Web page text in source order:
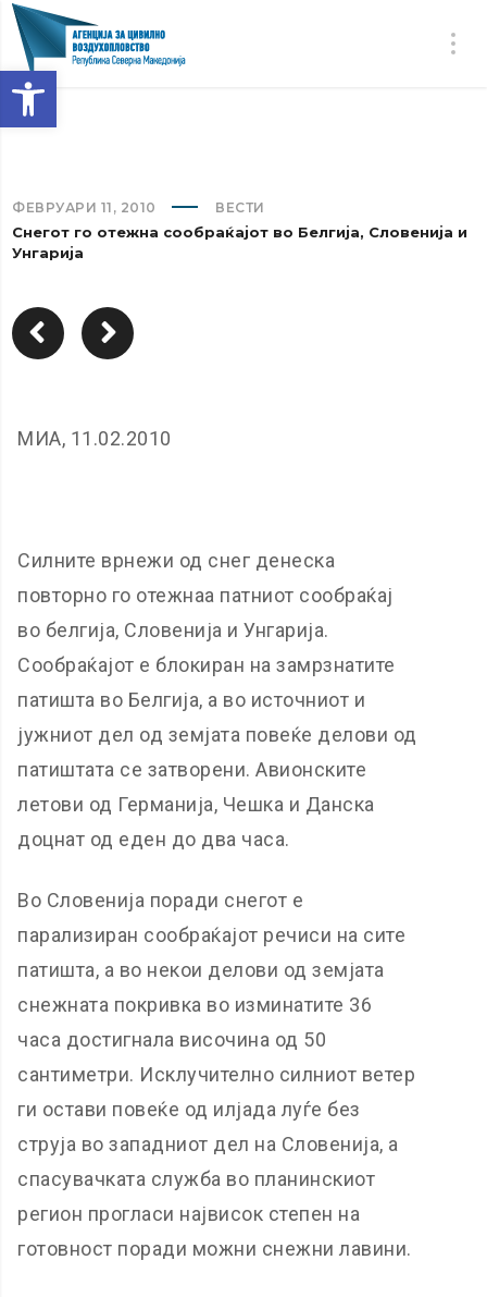
Open toolbar
ФЕВРУАРИ 11, 2010 ВЕСТИ
Снегот го отежна сообраќајот во Белгија, Словенија и
Унгарија
МИА, 11.02.2010
Силните врнежи од снег денеска
повторно го отежнаа патниот сообраќај
во белгија, Словенија и Унгарија.
Сообраќајот е блокиран на замрзнатите
патишта во Белгија, а во источниот и
јужниот дел од земјата повеќе делови од
патиштата се затворени. Авионските
летови од Германија, Чешка и Данска
доцнат од еден до два часа.
Во Словенија поради снегот е
парализиран сообраќајот речиси на сите
патишта, а во некои делови од земјата
снежната покривка во изминатите 36
часа достигнала височина од 50
сантиметри. Исклучително силниот ветер
ги остави повеќе од илјада луѓе без
струја во западниот дел на Словенија, а
спасувачката служба во планинскиот
регион прогласи највисок степен на
готовност поради можни снежни лавини.